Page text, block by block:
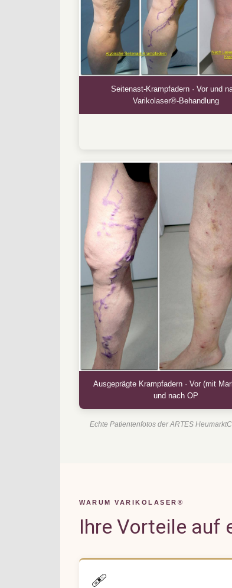
Seitenast-Krampfadern · Vor und
Varikolaser®-Behandlung
Ausgeprägte Krampfadern · Vor (mit
und nach OP
Echte Patientenfotos der ARTES
WARUM VARIKOLASER®
Ihre Vorteile auf
🩹